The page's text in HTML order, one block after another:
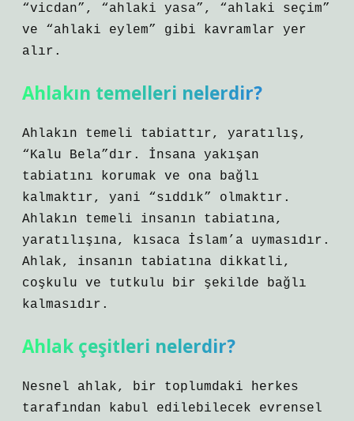
“vicdan”, “ahlaki yasa”, “ahlaki seçim”
ve “ahlaki eylem” gibi kavramlar yer
alır.
Ahlakın temelleri nelerdir?
Ahlakın temeli tabiattır, yaratılış,
“Kalu Bela”dır. İnsana yakışan
tabiatını korumak ve ona bağlı
kalmaktır, yani “sıddık” olmaktır.
Ahlakın temeli insanın tabiatına,
yaratılışına, kısaca İslam’a uymasıdır.
Ahlak, insanın tabiatına dikkatli,
coşkulu ve tutkulu bir şekilde bağlı
kalmasıdır.
Ahlak çeşitleri nelerdir?
Nesnel ahlak, bir toplumdaki herkes
tarafından kabul edilebilecek evrensel